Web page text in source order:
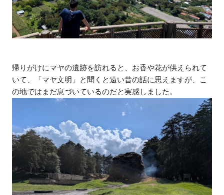
帰りがけにマヤの遺跡を訪れると、お香や花が供えられて
いて、「マヤ文明」と聞くと遠い昔の話に思えますが、こ
の地ではまだ息づいているのだと実感しました。